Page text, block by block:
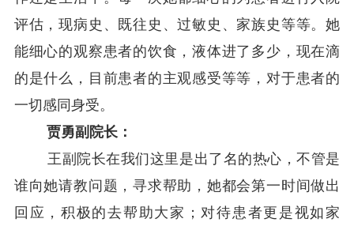
评估，现病史、既往史、过敏史、家族史等等。她
能细心的观察患者的饮食，液体进了多少，现在滴
的是什么，目前患者的主观感受等等，对于患者的
一切感同身受。
贾勇副院长：
王副院长在我们这里是出了名的热心，不管是
谁向她请教问题，寻求帮助，她都会第一时间做出
回应，积极的去帮助大家；对待患者更是视如家